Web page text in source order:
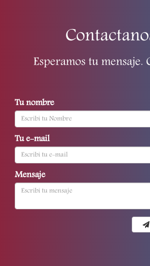
Esperamos tu mensaje.
Tu nombre
Tu e-mail
Mensaje